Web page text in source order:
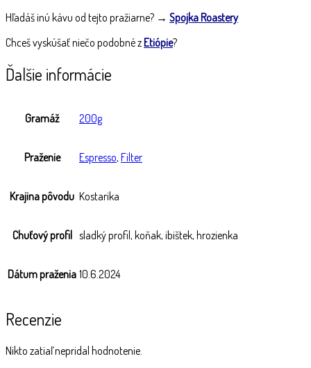
Hľadáš inú kávu od tejto pražiarne? → Spojka Roastery
Chceš vyskúšať niečo podobné zEtiópie?
Ďalšie informácie
Gramáž 200g
Praženie Espresso, Filter
Krajina pôvodu Kostarika
Chuťový profil sladký profil, koňak, ibištek, hrozienka
Dátum praženia 10.6.2024
Recenzie
Nikto zatiaľ nepridal hodnotenie.